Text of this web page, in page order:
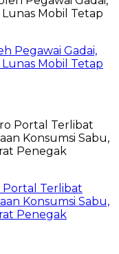
Pegawai Gadai,
Mobil Tetap
Terlibat
Konsumsi Sabu,
Penegak